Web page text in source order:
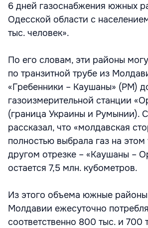
6 дней газоснабжения южных
Одесской области с
тыс. человек».
По его словам, эти районы
по транзитной трубе из
«Гребенники – Каушаны» (РМ)
газоизмерительной станции
(граница Украины и Румынии).
рассказал, что «молдавская
полностью выбрала газ на этом
другом отрезке – «Каушаны –
остается 7,5 млн. кубометров.
Из этого объема южные
Молдавии ежесуточно
соответственно 800 тыс. и 700